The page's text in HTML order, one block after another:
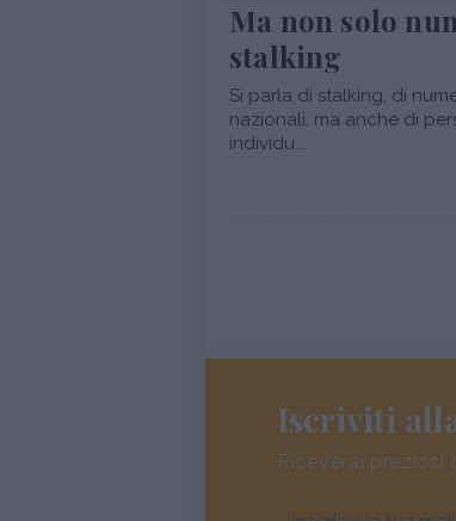
Ma non solo
stalking
Si parla di stalking, di
nazionali, ma anche di
individu...
Iscriviti
Riceverai